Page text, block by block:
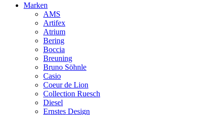
Marken
AMS
Artifex
Atrium
Bering
Boccia
Breuning
Bruno Söhnle
Casio
Coeur de Lion
Collection Ruesch
Diesel
Ernstes Design